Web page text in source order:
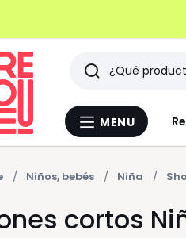
Menu
MENU
Buscar
Últimos
artículos
vistos
Niños, bebés Niña
cortos